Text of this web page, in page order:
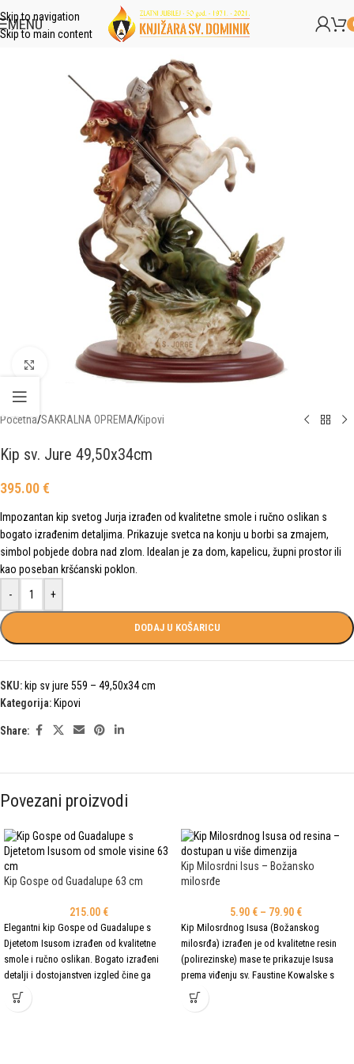
Skip to navigation
Skip to main content
MENU
Click to enlarge
Početna/SAKRALNA OPREMA/Kipovi
Kip sv. Jure 49,50x34cm
395.00€
Impozantan kip svetog Jurja izrađen od kvalitetne smole i ručno oslikan s
bogato izrađenim detaljima. Prikazuje svetca na konju u borbi sa zmajem,
simbol pobjede dobra nad zlom. Idealan je za dom, kapelicu, župni prostor ili
kao poseban kršćanski poklon.
-
+
DODAJ U KOŠARICU
SKU: kip sv jure 559 – 49,50x34 cm
Kategorija: Kipovi
Share:
Povezani proizvodi
Kip Gospe od Guadalupe 63 cm
215.00 €
Elegantni kip Gospe od Guadalupe s
Djetetom Isusom izrađen od kvalitetne
smole i ručno oslikan. Bogato izrađeni
detalji i dostojanstven izgled čine ga
prikladnim za dom, kapelicu, župu ili kao
poseban kršćanski poklon.
Kip Milosrdni Isus – Božansko
milosrđe
5.90 € – 79.90 €
Kip Milosrdnog Isusa (Božanskog
milosrđa) izrađen je od kvalitetne resin
(polirezinske) mase te prikazuje Isusa
prema viđenju sv. Faustine Kowalske s
karakterističnim zrakama Božanskog
milosrđa. Dostupan je u više dimenzija i